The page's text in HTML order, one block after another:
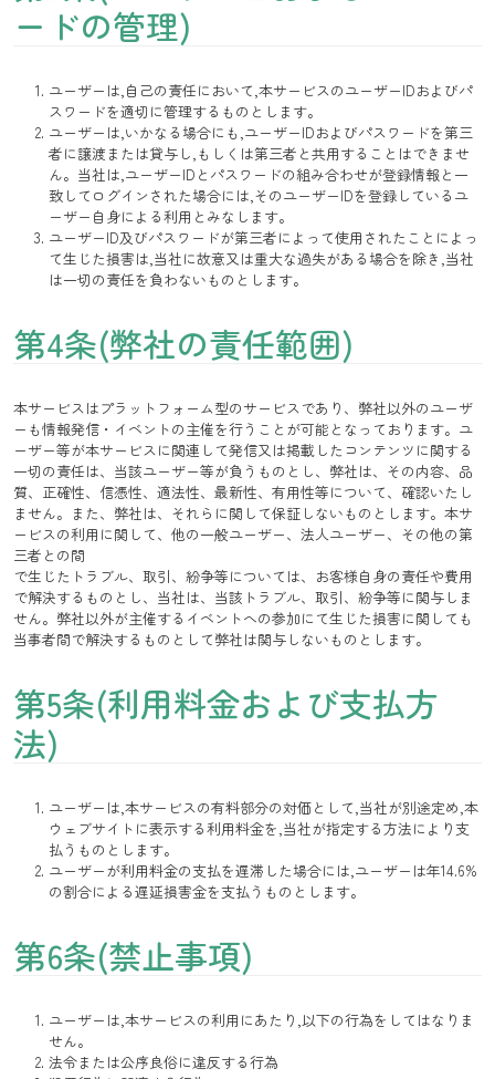
ードの管理)
ユーザーは,自己の責任において,本サービスのユーザーIDおよびパ
スワードを適切に管理するものとします。
ユーザーは,いかなる場合にも,ユーザーIDおよびパスワードを第三
者に譲渡または貸与し,もしくは第三者と共用することはできませ
ん。当社は,ユーザーIDとパスワードの組み合わせが登録情報と一
致してログインされた場合には,そのユーザーIDを登録しているユ
ーザー自身による利用とみなします。
ユーザーID及びパスワードが第三者によって使用されたことによっ
て生じた損害は,当社に故意又は重大な過失がある場合を除き,当社
は一切の責任を負わないものとします。
第4条(弊社の責任範囲)
本サービスはプラットフォーム型のサービスであり、弊社以外のユーザ
ーも情報発信・イベントの主催を行うことが可能となっております。ユ
ーザー等が本サービスに関連して発信又は掲載したコンテンツに関する
一切の責任は、当該ユーザー等が負うものとし、弊社は、その内容、品
質、正確性、信憑性、適法性、最新性、有用性等について、確認いたし
ません。また、弊社は、それらに関して保証しないものとします。本サ
ービスの利用に関して、他の一般ユーザー、法人ユーザー、その他の第
三者との間
で生じたトラブル、取引、紛争等については、お客様自身の責任や費用
で解決するものとし、当社は、当該トラブル、取引、紛争等に関与しま
せん。弊社以外が主催するイベントへの参加にて生じた損害に関しても
当事者間で解決するものとして弊社は関与しないものとします。
第5条(利用料金および支払方
法)
ユーザーは,本サービスの有料部分の対価として,当社が別途定め,本
ウェブサイトに表示する利用料金を,当社が指定する方法により支
払うものとします。
ユーザーが利用料金の支払を遅滞した場合には,ユーザーは年14.6%
の割合による遅延損害金を支払うものとします。
第6条(禁止事項)
ユーザーは,本サービスの利用にあたり,以下の行為をしてはなりま
せん。
法令または公序良俗に違反する行為